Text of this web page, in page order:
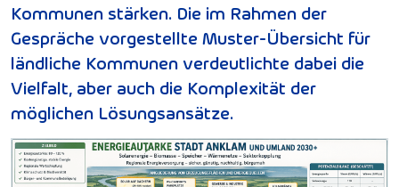
Kommunen stärken. Die im Rahmen der
Gespräche vorgestellte Muster-Übersicht für
ländliche Kommunen verdeutlichte dabei die
Vielfalt, aber auch die Komplexität der
möglichen Lösungsansätze.